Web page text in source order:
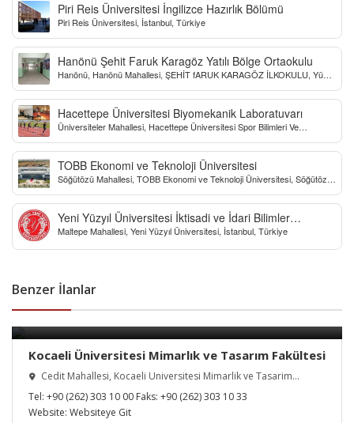
Piri Reis Üniversitesi İngilizce Hazırlık Bölümü
Piri Reis Üniversitesi, İstanbul, Türkiye
Hanönü Şehit Faruk Karagöz Yatılı Bölge Ortaokulu
Hanönü, Hanönü Mahallesi, ŞEHİT fARUK KARAGÖZ İLKOKULU, Yücel
Hacettepe Üniversitesi Biyomekanik Laboratuvarı
Üniversiteler Mahallesi, Hacettepe Üniversitesi Spor Bilimleri Ve
TOBB Ekonomi ve Teknoloji Üniversitesi
Söğütözü Mahallesi, TOBB Ekonomi ve Teknoloji Üniversitesi, Söğütözü
Yeni Yüzyıl Üniversitesi İktisadi ve İdari Bilimler
Fakültesi
Maltepe Mahallesi, Yeni Yüzyıl Üniversitesi, İstanbul, Türkiye
Benzer İlanlar
Kocaeli Üniversitesi Mimarlık ve Tasarım Fakültesi
Cedit Mahallesi, Kocaeli Üniversitesi Mimarlik ve Tasarim
Tel: +90 (262) 303 10 00 Faks: +90 (262) 303 10 33
Website: Websiteye Git